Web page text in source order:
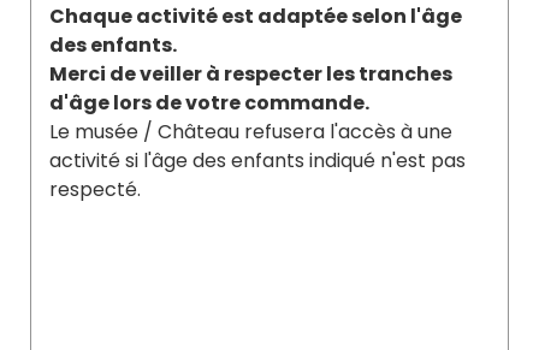
Chaque activité est adaptée selon l'âge
des enfants.
Merci de veiller à respecter les tranches
d'âge lors de votre commande.
Le musée / Château refusera l'accès à une
activité si l'âge des enfants indiqué n'est pas
respecté.